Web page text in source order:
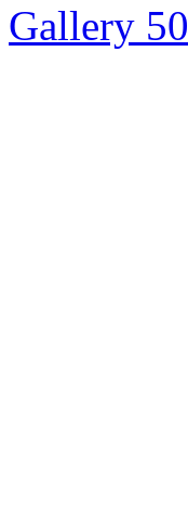
Gallery 50